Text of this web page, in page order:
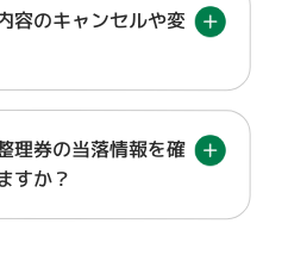
容のキャンセルや変
理券の当落情報を確
すか？